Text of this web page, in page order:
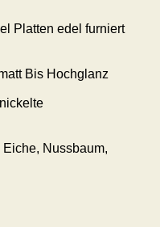
Platten edel furniert
Bis Hochglanz
Nussbaum,